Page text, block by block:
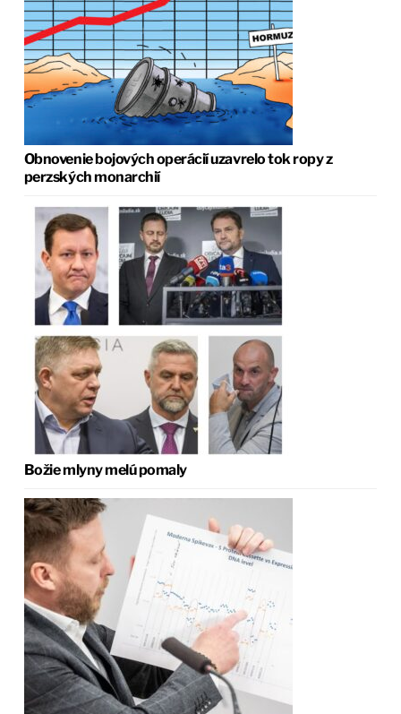
Obnovenie bojových operácií uzavrelo tok ropy z
perzských monarchií
Božie mlyny melú pomaly